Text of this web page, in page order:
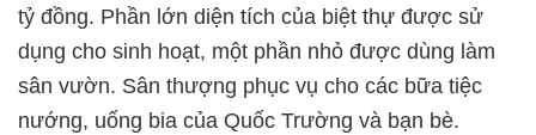
tỷ đồng. Phần lớn diện tích của biệt thự được sử
dụng cho sinh hoạt, một phần nhỏ được dùng làm
sân vườn. Sân thượng phục vụ cho các bữa tiệc
nướng, uống bia của Quốc Trường và bạn bè.